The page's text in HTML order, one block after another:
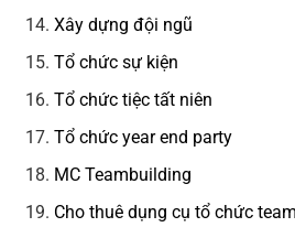
Xây dựng đội ngũ
Tổ chức sự kiện
Tổ chức tiệc tất niên
Tổ chức year end party
MC Teambuilding
Cho thuê dụng cụ tổ chức